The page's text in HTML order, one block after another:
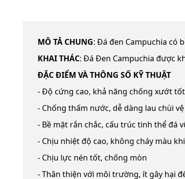
MÔ TẢ CHUNG: Đá đen Campuchia có
KHAI THÁC: Đá Đen Campuchia được
ĐẶC ĐIỂM VÀ THÔNG SỐ KỸ THUẬT
- Độ cứng cao, khả năng chống xướt tốt
- Chống thấm nước, dễ dàng lau chùi
- Bề mặt rắn chắc, cấu trúc tinh thể đá
- Chịu nhiệt độ cao, không cháy màu
- Chịu lực nén tốt, chống mòn
- Thân thiện với môi trường, ít gây hại